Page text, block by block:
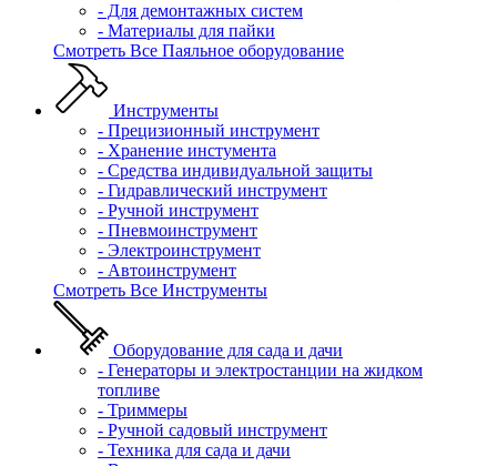
- Для демонтажных систем
- Материалы для пайки
Смотреть Все Паяльное оборудование
Инструменты
- Прецизионный инструмент
- Хранение инстумента
- Средства индивидуальной защиты
- Гидравлический инструмент
- Ручной инструмент
- Пневмоинструмент
- Электроинструмент
- Автоинструмент
Смотреть Все Инструменты
Оборудование для сада и дачи
- Генераторы и электростанции на жидком
топливе
- Триммеры
- Ручной садовый инструмент
- Техника для сада и дачи